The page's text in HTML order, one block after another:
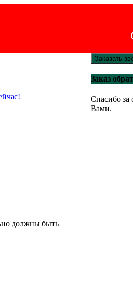
должны быть
Заказать
Заказ
Спасибо
Вами.